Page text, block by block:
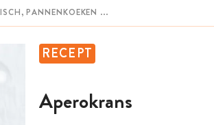
RECEPT
Aperokrans